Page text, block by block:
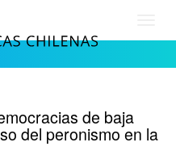
de baja
del peronismo en la